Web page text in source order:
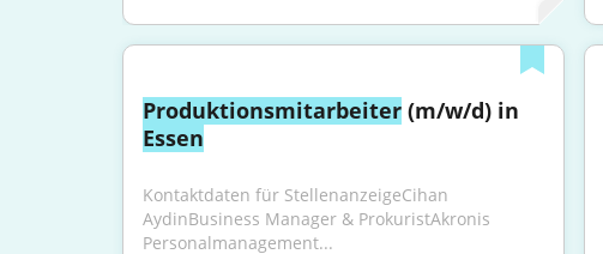
Produktionsmitarbeiter
Essen
Kontaktdaten für StellenanzeigeCihan
AydinBusiness Manager & ProkuristAkronis
Personalmanagement...